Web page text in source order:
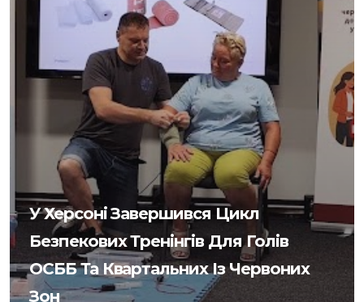
У Херсоні Завершився Цикл
Безпекових Тренінгів Для Голів
ОСББ Та Квартальних Із Червоних
Зон